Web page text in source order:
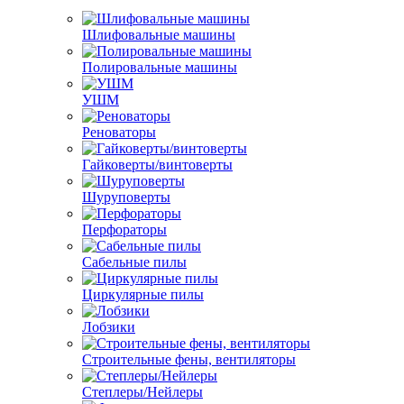
Шлифовальные машины
Полировальные машины
УШМ
Реноваторы
Гайковерты/винтоверты
Шуруповерты
Перфораторы
Сабельные пилы
Циркулярные пилы
Лобзики
Строительные фены, вентиляторы
Степлеры/Нейлеры